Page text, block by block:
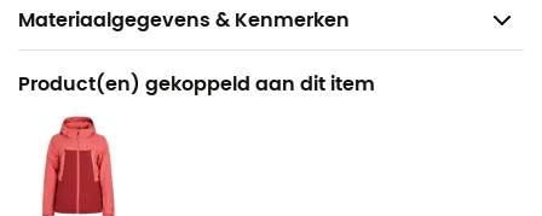
Materiaalgegevens & Kenmerken
Aanbevolen voor
Alpine Skiën / Tourskiën / Freeride Skiën
Voor
Dames
Product(en) gekoppeld aan dit item